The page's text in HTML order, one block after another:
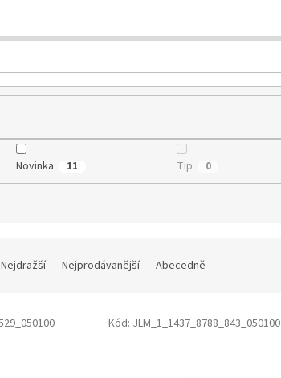
Novinka 11 Tip 0
Nejdražší Nejprodávanější Abecedně
Kód: JLM_1_1437_8788_843_050100